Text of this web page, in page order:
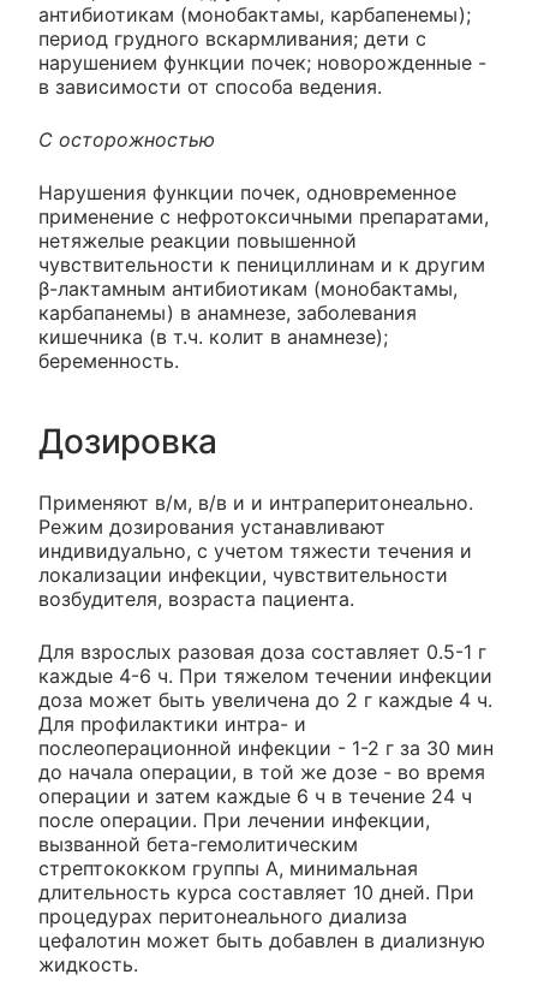
антибиотикам (монобактамы, карбапенемы);
период грудного вскармливания; дети с
нарушением функции почек; новорожденные -
в зависимости от способа ведения.
С осторожностью
Нарушения функции почек, одновременное
применение с нефротоксичными препаратами,
нетяжелые реакции повышенной
чувствительности к пенициллинам и к другим
β-лактамным антибиотикам (монобактамы,
карбапанемы) в анамнезе, заболевания
кишечника (в т.ч. колит в анамнезе);
беременность.
Дозировка
Применяют в/м, в/в и и интраперитонеально.
Режим дозирования устанавливают
индивидуально, с учетом тяжести течения и
локализации инфекции, чувствительности
возбудителя, возраста пациента.
Для взрослых разовая доза составляет 0.5-1 г
каждые 4-6 ч. При тяжелом течении инфекции
доза может быть увеличена до 2 г каждые 4 ч.
Для профилактики интра- и
послеоперационной инфекции - 1-2 г за 30 мин
до начала операции, в той же дозе - во время
операции и затем каждые 6 ч в течение 24 ч
после операции. При лечении инфекции,
вызванной бета-гемолитическим
стрептококком группы А, минимальная
длительность курса составляет 10 дней. При
процедурах перитонеального диализа
цефалотин может быть добавлен в диализную
жидкость.